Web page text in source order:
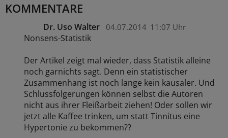
KOMMENTARE
Dr. Uso Walter 04.07.2014 11:07 Uhr
Nonsens-Statistik
Der Artikel zeigt mal wieder, dass Statistik alleine
noch garnichts sagt. Denn ein statistischer
Zusammenhang ist noch lange kein kausaler. Und
Schlussfolgerungen können selbst die Autoren
nicht aus ihrer Fleißarbeit ziehen! Oder sollen wir
jetzt alle Kaffee trinken, um statt Tinnitus eine
Hypertonie zu bekommen??